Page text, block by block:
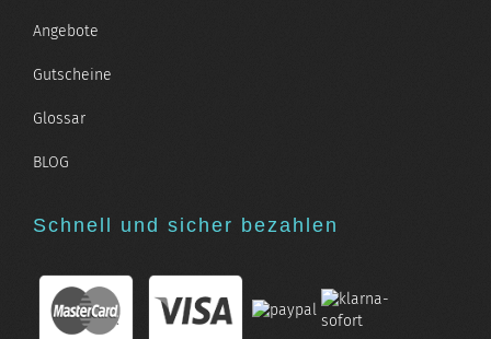
Angebote
Gutscheine
Glossar
BLOG
Schnell und sicher bezahlen